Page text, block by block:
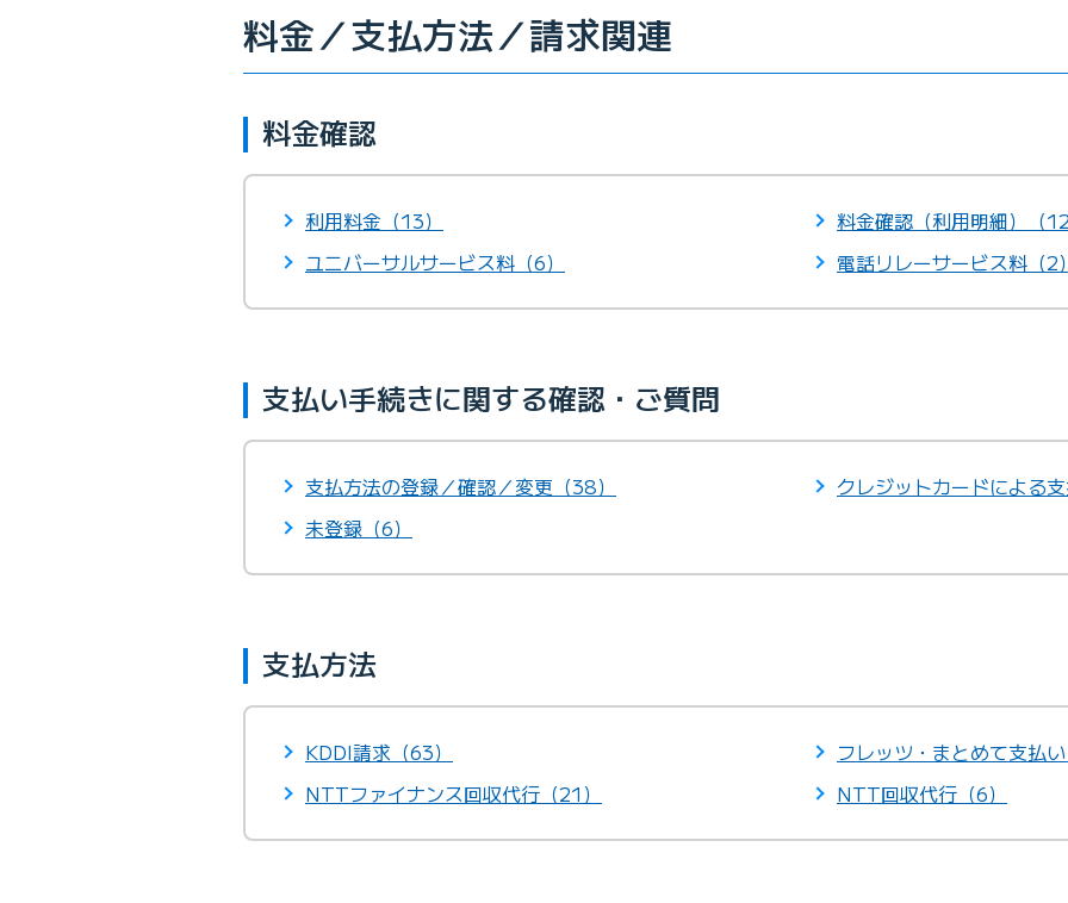
料金／支払方法／請求関連
料金確認
利用料金（13）
料金確認（利用明細）（
ユニバーサルサービス料（6）
電話リレーサービス料（2
支払い手続きに関する確認・ご質問
支払方法の登録／確認／変更（38）
クレジットカードによる
未登録（6）
支払方法
KDDI請求（63）
フレッツ・まとめて支払
NTTファイナンス回収代行（21）
NTT回収代行（6）